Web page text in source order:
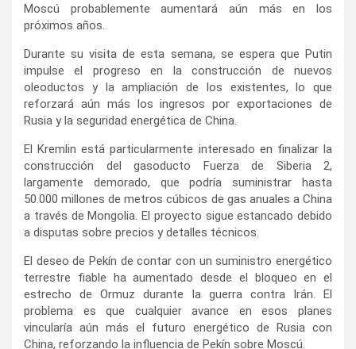
Moscú probablemente aumentará aún más en los
próximos años.
Durante su visita de esta semana, se espera que Putin
impulse el progreso en la construcción de nuevos
oleoductos y la ampliación de los existentes, lo que
reforzará aún más los ingresos por exportaciones de
Rusia y la seguridad energética de China.
El Kremlin está particularmente interesado en finalizar la
construcción del gasoducto Fuerza de Siberia 2,
largamente demorado, que podría suministrar hasta
50.000 millones de metros cúbicos de gas anuales a China
a través de Mongolia. El proyecto sigue estancado debido
a disputas sobre precios y detalles técnicos.
El deseo de Pekín de contar con un suministro energético
terrestre fiable ha aumentado desde el bloqueo en el
estrecho de Ormuz durante la guerra contra Irán. El
problema es que cualquier avance en esos planes
vincularía aún más el futuro energético de Rusia con
China, reforzando la influencia de Pekín sobre Moscú.